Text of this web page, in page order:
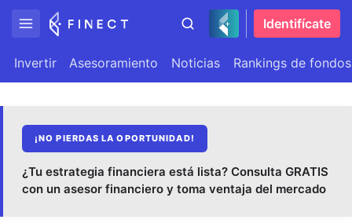
Identifícate
Invertir Asesoramiento Noticias Rankings de fondos
¡NO PIERDAS LA OPORTUNIDAD!
¿Tu estrategia financiera está lista? Consulta GRATIS
con un asesor financiero y toma ventaja del mercado